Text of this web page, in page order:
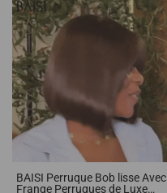
BAISI Perruque Bob lisse Avec
Frange Perruques de Luxe